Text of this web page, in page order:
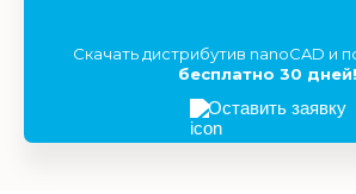
Скачать дистрибутив nanoCAD и
бесплатно 30 дней!
Оставить заявку